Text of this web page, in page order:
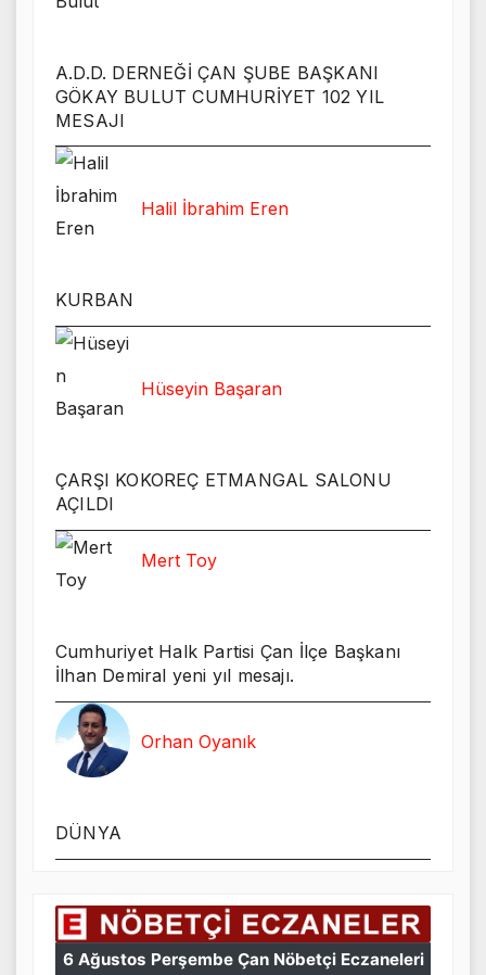
A.D.D. DERNEĞİ ÇAN ŞUBE BAŞKANI
GÖKAY BULUT CUMHURİYET 102 YIL
MESAJI
Halil İbrahim Eren
KURBAN
Hüseyin Başaran
ÇARŞI KOKOREÇ ETMANGAL SALONU
AÇILDI
Mert Toy
Cumhuriyet Halk Partisi Çan İlçe Başkanı
İlhan Demiral yeni yıl mesajı.
Orhan Oyanık
DÜNYA